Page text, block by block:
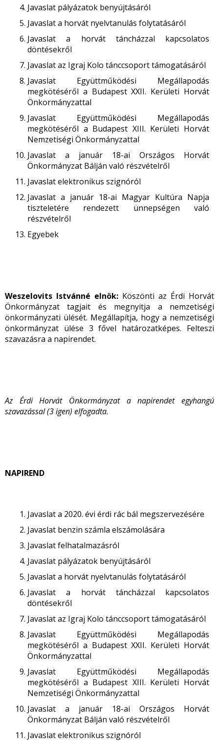
Javaslat pályázatok benyújtásáról
Javaslat a horvát nyelvtanulás folytatásáról
Javaslat a horvát táncházzal kapcsolatos
döntésekről
Javaslat az Igraj Kolo tánccsoport támogatásáról
Javaslat Együttműködési Megállapodás
megkötéséről a Budapest XXII. Kerületi Horvát
Önkormányzattal
Javaslat Együttműködési Megállapodás
megkötéséről a Budapest XIII. Kerületi Horvát
Nemzetiségi Önkormányzattal
Javaslat a január 18-ai Országos Horvát
Önkormányzat Bálján való részvételről
Javaslat elektronikus szignóról
Javaslat a január 18-ai Magyar Kultúra Napja
tiszteletére rendezett ünnepségen való
részvételről
Egyebek
Weszelovits Istvánné elnök: Köszönti az Érdi Horvát
Önkormányzat tagjait és megnyitja a nemzetiségi
önkormányzati ülését. Megállapítja, hogy a nemzetiségi
önkormányzat ülése 3 fővel határozatképes. Felteszi
szavazásra a napirendet.
Az Érdi Horvát Önkormányzat a napirendet egyhangú
szavazással (3 igen) elfogadta.
NAPIREND
Javaslat a 2020. évi érdi rác bál megszervezésére
Javaslat benzin számla elszámolására
Javaslat felhatalmazásról
Javaslat pályázatok benyújtásáról
Javaslat a horvát nyelvtanulás folytatásáról
Javaslat a horvát táncházzal kapcsolatos
döntésekről
Javaslat az Igraj Kolo tánccsoport támogatásáról
Javaslat Együttműködési Megállapodás
megkötéséről a Budapest XXII. Kerületi Horvát
Önkormányzattal
Javaslat Együttműködési Megállapodás
megkötéséről a Budapest XIII. Kerületi Horvát
Nemzetiségi Önkormányzattal
Javaslat a január 18-ai Országos Horvát
Önkormányzat Bálján való részvételről
Javaslat elektronikus szignóról